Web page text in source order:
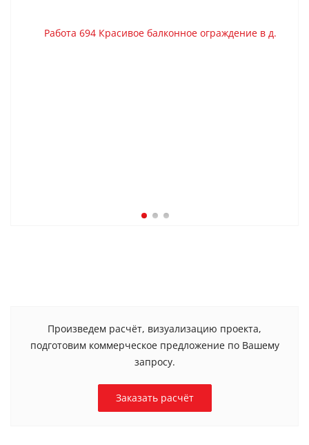
Произведем расчёт, визуализацию проекта,
подготовим коммерческое предложение по Вашему
запросу.
Заказать расчёт